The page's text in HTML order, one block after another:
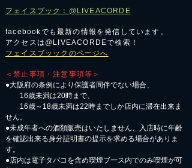
フェイスブック：@LIVEACORDE
facebookでも最新の情報を発信しています。
アクセスは@LIVEACORDEで検索！
フェイスブッックのページへ
＜禁止事項・注意事項等＞
●大阪府の条例により保護者同伴でない場合、
16歳未満は20時まで、
16歳～18歳未満は22時までしか店内に滞在出来ま
せん。
●未成年者への酒類販売はいたしません、入店時に年齢
を確認出来る身分証明書の提示を求める場合がありま
す。
●店内は電子タバコを含め喫煙ブース内でのみ喫煙が可